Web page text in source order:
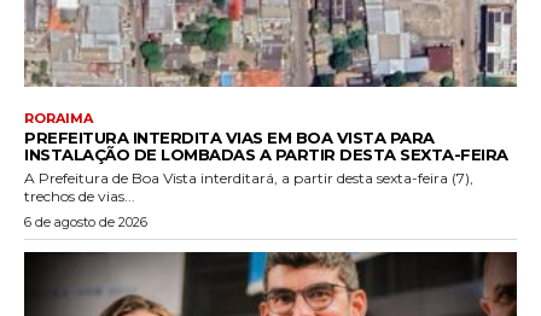
RORAIMA
PREFEITURA INTERDITA VIAS EM BOA VISTA PARA
INSTALAÇÃO DE LOMBADAS A PARTIR DESTA SEXTA-FEIRA
A Prefeitura de Boa Vista interditará, a partir desta sexta-feira (7),
trechos de vias...
6 de agosto de 2026